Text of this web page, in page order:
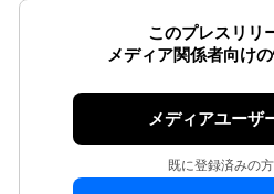
このプレスリリ
メディア関係者向け
メディアユーザ
既に登録済みの